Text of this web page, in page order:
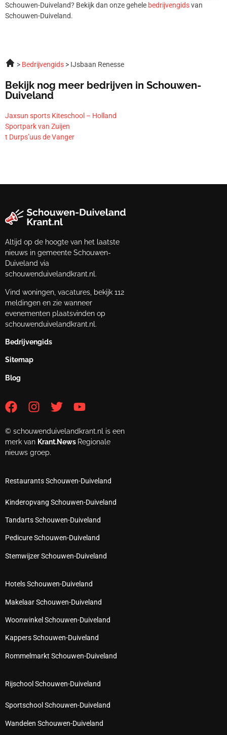
Schouwen-Duiveland? Bekijk dan onze gehele bedrijvengidsvan
Schouwen-Duiveland.
Bedrijvengids IJsbaan Renesse
Bekijk nog meer bedrijven in Schouwen-
Duiveland
Jaxsun sports Kiteschool – Holland
Sportpark van Zuijen
t Durps’uus de Vanger
Altijd op de hoogte van het laatste
nieuws in gemeente Schouwen-
Duiveland via
schouwenduivelandkrant.nl.
Vind woningen, vacatures, bekijk 112
meldingen en zie wanneer
evenementen plaatsvinden op
schouwenduivelandkrant.nl.
Bedrijvengids
Sitemap
Blog
© schouwenduivelandkrant.nl is een
merk van Krant.News Regionale
nieuws groep.
Restaurants Schouwen-Duiveland
Kinderopvang Schouwen-Duiveland
Tandarts Schouwen-Duiveland
Pedicure Schouwen-Duiveland
Stemwijzer Schouwen-Duiveland
Hotels Schouwen-Duiveland
Makelaar Schouwen-Duiveland
Woonwinkel Schouwen-Duiveland
Kappers Schouwen-Duiveland
Rommelmarkt Schouwen-Duiveland
Rijschool Schouwen-Duiveland
Sportschool Schouwen-Duiveland
Wandelen Schouwen-Duiveland